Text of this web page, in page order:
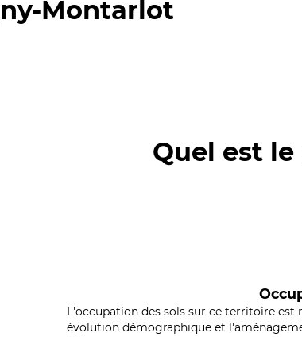
Montarlot
Quel est
L'occupation des sols sur ce territoire est
évolution démographique et